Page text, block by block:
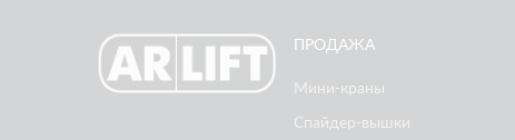
ПРОДАЖА
Мини-краны
Спайдер-вышки